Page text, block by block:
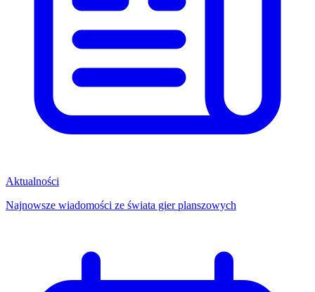
Aktualności
Najnowsze wiadomości ze świata gier planszowych